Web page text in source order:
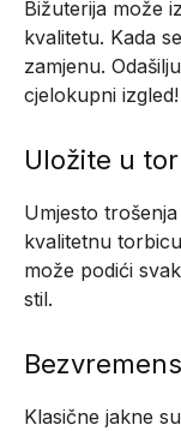
Bižuterija može
kvalitetu. Kada
zamjenu.
cjelokupni izgled!
Uložite u
Umjesto
kvalitetnu
može podići
stil.
Klasične jakne